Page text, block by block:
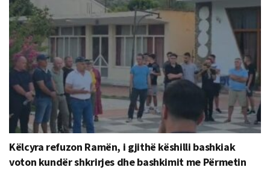
Këlcyra refuzon Ramën, i gjithë këshilli bashkiak
voton kundër shkrirjes dhe bashkimit me Përmetin